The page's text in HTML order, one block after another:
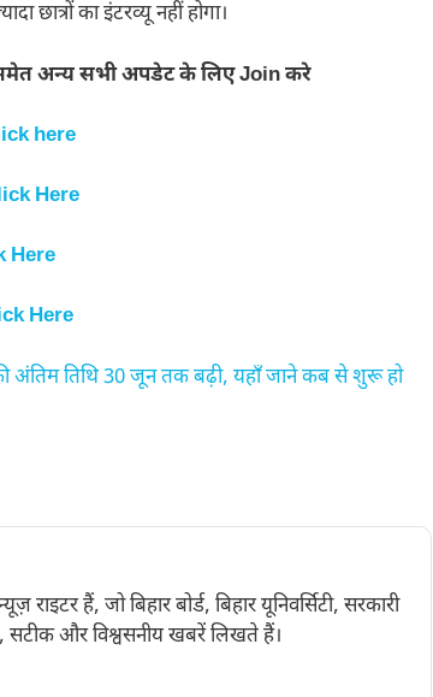
छात्रों का इंटरव्यू नहीं होगा।
समेत अन्य सभी अपडेट के लिए Join करे
here
Here
Here
Here
अंतिम तिथि 30 जून तक बढ़ी, यहाँ जाने कब से शुरू हो
हैं, जो बिहार बोर्ड, बिहार यूनिवर्सिटी, सरकारी
और विश्वसनीय खबरें लिखते हैं।